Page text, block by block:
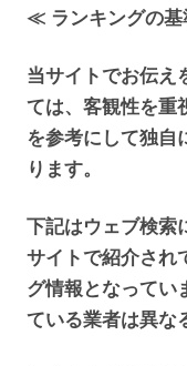
≪ ランキングの
当サイトでお伝え
ては、客観性を重
を参考にして独自
ります。
下記はウェブ検索
サイトで紹介され
グ情報となってい
ている業者は異な